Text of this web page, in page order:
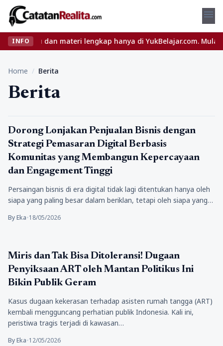
menu
INFO
dan materi lengkap hanya di YukBelajar.com. Mulai
Home / Berita
Berita
Berita
Dorong Lonjakan Penjualan Bisnis dengan
Strategi Pemasaran Digital Berbasis
Komunitas yang Membangun Kepercayaan
dan Engagement Tinggi
Persaingan bisnis di era digital tidak lagi ditentukan hanya oleh
siapa yang paling besar dalam beriklan, tetapi oleh siapa yang…
By Eka•18/05/2026
Berita
Miris dan Tak Bisa Ditoleransi! Dugaan
Penyiksaan ART oleh Mantan Politikus Ini
Bikin Publik Geram
Kasus dugaan kekerasan terhadap asisten rumah tangga (ART)
kembali mengguncang perhatian publik Indonesia. Kali ini,
peristiwa tragis terjadi di kawasan…
By Eka•12/05/2026